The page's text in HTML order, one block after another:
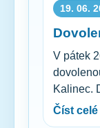
19. 06.
V pátek
Kalinec.
Číst celé